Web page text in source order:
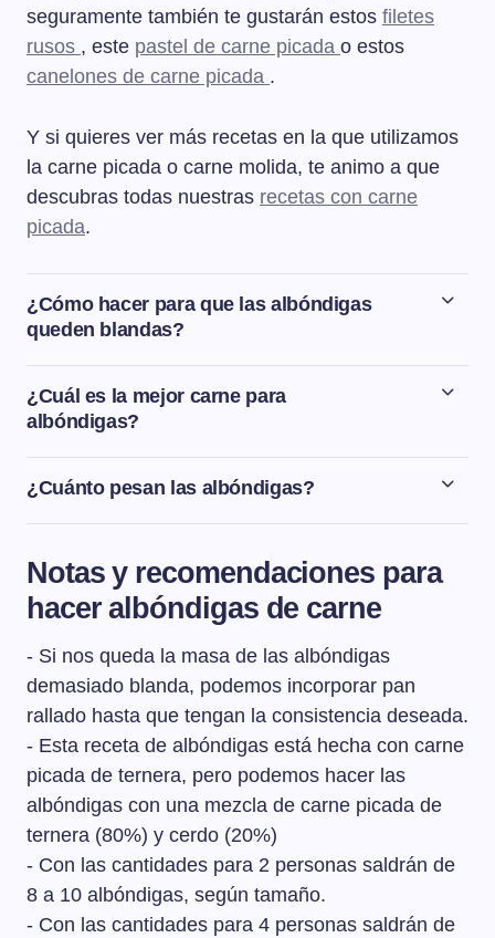
seguramente también te gustarán estos filetes
rusos , este pastel de carne picada o estos
canelones de carne picada .
Y si quieres ver más recetas en la que utilizamos
la carne picada o carne molida, te animo a que
descubras todas nuestras recetas con carne
picada.
¿Cómo hacer para que las albóndigas
queden blandas?
Para que nos queden unas albóndigas jugosas y
blandas incorporaremos a la masa de las albóndigas
huevo batido y miga de pan remojada en leche.
¿Cuál es la mejor carne para
albóndigas?
Para hacer albóndigas tenemos que usar carne picada.
Lo ideal es pedir en la carnicería que nos piquen la
albóndigas es la aguja que es una parte magra con un
poco de grasa infiltrada.
¿Cuánto pesan las albóndigas?
El peso de la albóndiga va a depender de lo grande que
media una albóndiga debería pesar unos 25 g.
Notas y recomendaciones para
hacer albóndigas de carne
- Si nos queda la masa de las albóndigas
demasiado blanda, podemos incorporar pan
rallado hasta que tengan la consistencia deseada.
- Esta receta de albóndigas está hecha con carne
picada de ternera, pero podemos hacer las
albóndigas con una mezcla de carne picada de
ternera (80%) y cerdo (20%)
- Con las cantidades para 2 personas saldrán de
8 a 10 albóndigas, según tamaño.
- Con las cantidades para 4 personas saldrán de